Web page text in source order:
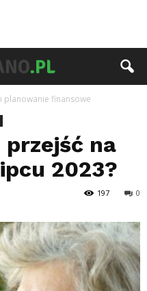
planowanie finansowe
przejść na
2023?
0
197